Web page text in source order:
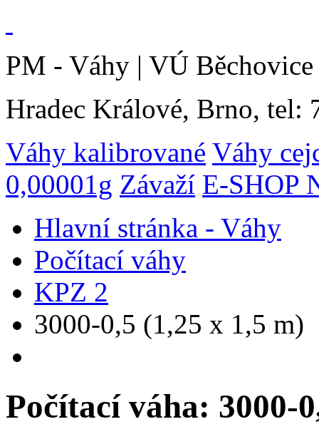
PM - Váhy | VÚ Běchovice
Hradec Králové, Brno, tel:
Váhy kalibrované Váhy
0,00001g Závaží E-SHOP
Hlavní stránka - Váhy
Počítací váhy
KPZ 2
3000-0,5 (1,25 x 1,5 m)
Počítací váha: 3000-